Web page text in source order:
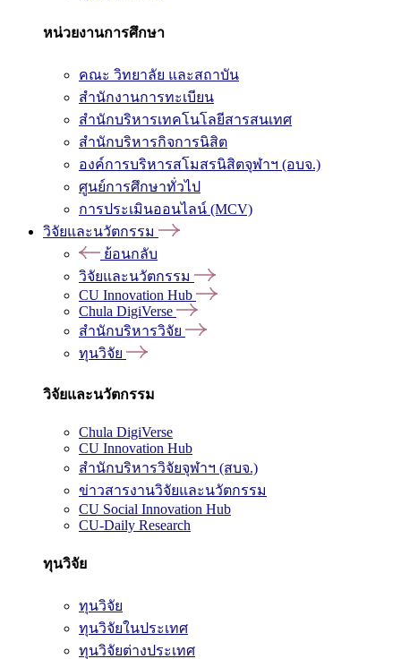
หน่วยงานการศึกษา
คณะ วิทยาลัย และสถาบัน
สำนักงานการทะเบียน
สำนักบริหารเทคโนโลยีสารสนเทศ
สำนักบริหารกิจการนิสิต
องค์การบริหารสโมสรนิสิตจุฬาฯ (อบจ.)
ศูนย์การศึกษาทั่วไป
การประเมินออนไลน์ (MCV)
วิจัยและนวัตกรรม
ย้อนกลับ
วิจัยและนวัตกรรม
CU Innovation Hub
Chula DigiVerse
สำนักบริหารวิจัย
ทุนวิจัย
วิจัยและนวัตกรรม
Chula DigiVerse
CU Innovation Hub
สำนักบริหารวิจัยจุฬาฯ (สบจ.)
ข่าวสารงานวิจัยและนวัตกรรม
CU Social Innovation Hub
CU-Daily Research
ทุนวิจัย
ทุนวิจัย
ทุนวิจัยในประเทศ
ทุนวิจัยต่างประเทศ